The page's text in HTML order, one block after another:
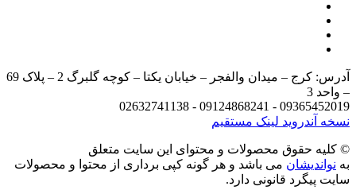
آدرس: کرج – میدان والفجر – خیابان یکتا – کوچه گلبرگ 2 – پلاک 69
3
09365452019 - 09124868241 -
آندرویدلینک مستقیم
حقوق محصولات و محتوای اين سایت متعلق
می باشد و هر گونه کپی برداری از محتوا و محصولات
پیگرد قانونی دارد.